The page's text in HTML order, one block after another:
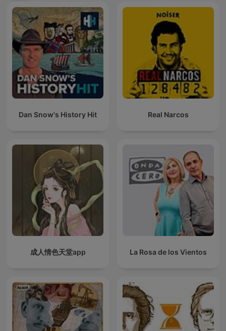
Dan Snow's History Hit Real Narcos
成人情色天堂app La Rosa de los Vientos